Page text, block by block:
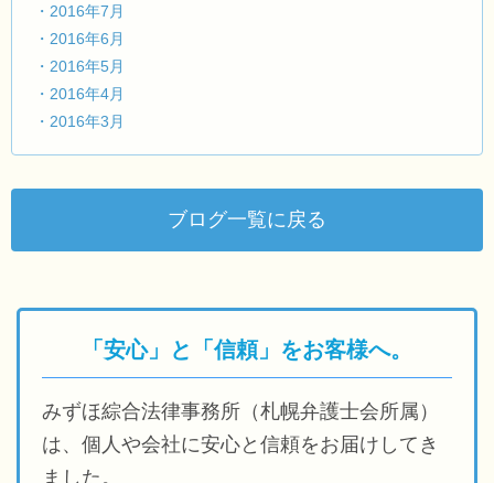
・2016年7月
・2016年6月
・2016年5月
・2016年4月
・2016年3月
ブログ一覧に戻る
「安心」と「信頼」をお客様へ。
みずほ綜合法律事務所（札幌弁護士会所属）
は、個人や会社に安心と信頼をお届けしてき
ました。